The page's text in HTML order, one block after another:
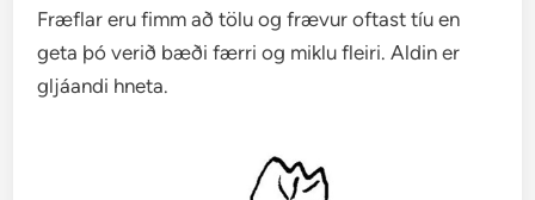
Fræflar eru fimm að tölu og frævur oftast tíu en
geta þó verið bæði færri og miklu fleiri. Aldin er
gljáandi hneta.